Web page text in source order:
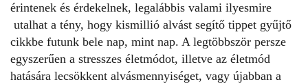
érintenek és érdekelnek, legalábbis valami ilyesmire
utalhat a tény, hogy kismillió alvást segítő tippet gyűjtő
cikkbe futunk bele nap, mint nap. A legtöbbször persze
egyszerűen a stresszes életmódot, illetve az életmód
hatására lecsökkent alvásmennyiséget, vagy újabban a